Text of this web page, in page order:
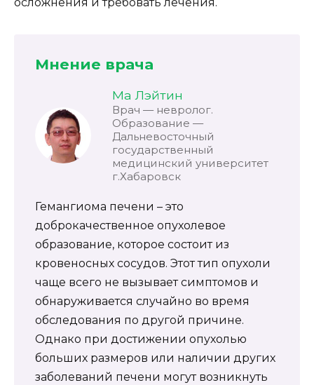
Мнение врача
Ма Лэйтин
Врач — невролог.
Образование —
Дальневосточный
государственный
медицинский университет
г.Хабаровск
Гемангиома печени – это
доброкачественное опухолевое
образование, которое состоит из
кровеносных сосудов. Этот тип опухоли
чаще всего не вызывает симптомов и
обнаруживается случайно во время
обследования по другой причине.
Однако при достижении опухолью
больших размеров или наличии других
заболеваний печени могут возникнуть